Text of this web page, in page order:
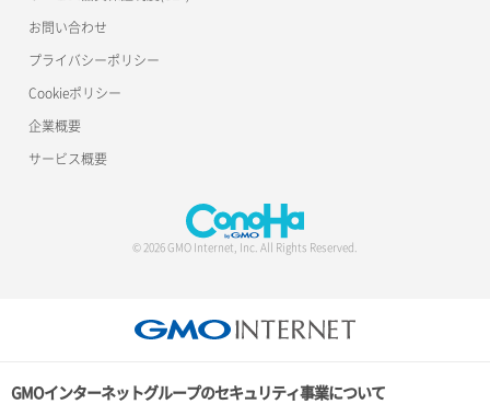
お問い合わせ
プライバシーポリシー
Cookieポリシー
企業概要
サービス概要
© 2026 GMO Internet, Inc. All Rights Reserved.
GMOインターネットグループのセキュリティ事業について